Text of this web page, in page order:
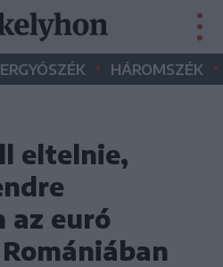
• HÁROMSZÉK •
eltelnie,
az euró